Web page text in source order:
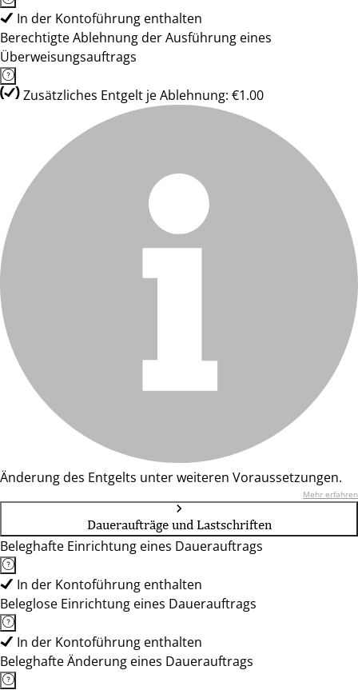
In der Kontoführung enthalten
Berechtigte Ablehnung der Ausführung eines
Überweisungsauftrags
Zusätzliches Entgelt je Ablehnung: €1.00
Änderung des Entgelts unter weiteren Voraussetzungen.
Mehr erfahren
Daueraufträge und Lastschriften
Beleghafte Einrichtung eines Dauerauftrags
In der Kontoführung enthalten
Beleglose Einrichtung eines Dauerauftrags
In der Kontoführung enthalten
Beleghafte Änderung eines Dauerauftrags